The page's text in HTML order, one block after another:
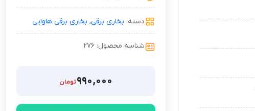
دسته: بخاری برقی, بخاری برقی هاوایی
شناسه محصول: ۲۷۶
۹۹۰,۰۰۰تومان